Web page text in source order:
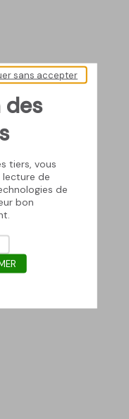
des
tiers, vous
de
de
bon
sans accepter